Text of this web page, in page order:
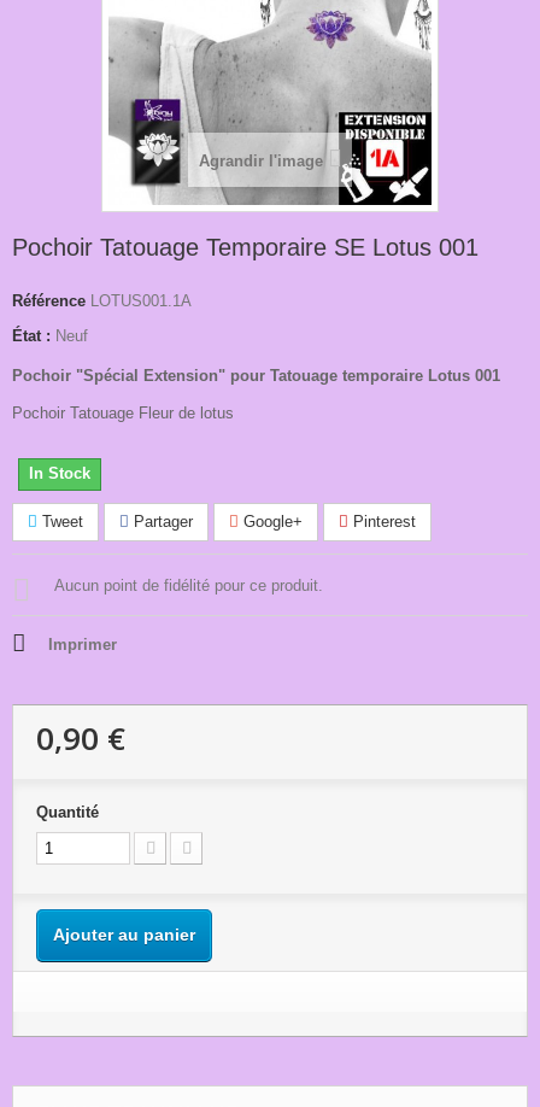
Agrandir l'image
Pochoir Tatouage Temporaire SE Lotus 001
Référence LOTUS001.1A
État : Neuf
Pochoir "Spécial Extension" pour Tatouage temporaire Lotus 001
Pochoir Tatouage Fleur de lotus
In Stock
Tweet Partager Google+ Pinterest
Aucun point de fidélité pour ce produit.
Imprimer
0,90 €
Quantité
Ajouter au panier